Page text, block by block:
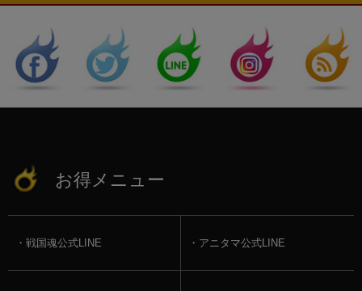
お得メニュー
戦国魂公式LINE アニタマ公式LINE